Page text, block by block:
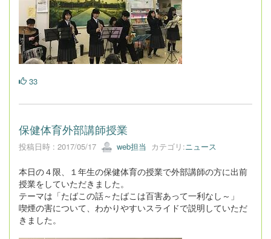
33
保健体育外部講師授業
投稿日時 : 2017/05/17 web担当 カテゴリ:ニュース
本日の４限、１年生の保健体育の授業で外部講師の方に出前
授業をしていただきました。
テーマは「たばこの話～たばこは百害あって一利なし～」
喫煙の害について、わかりやすいスライドで説明していただ
きました。